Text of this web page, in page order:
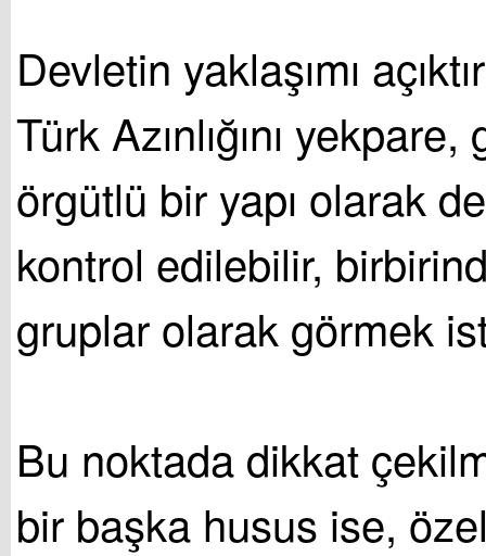
Devletin yaklaşımı
Türk Azınlığını
örgütlü bir yapı olarak
kontrol edilebilir,
gruplar olarak görmek
Bu noktada dikkat
bir başka husus ise,